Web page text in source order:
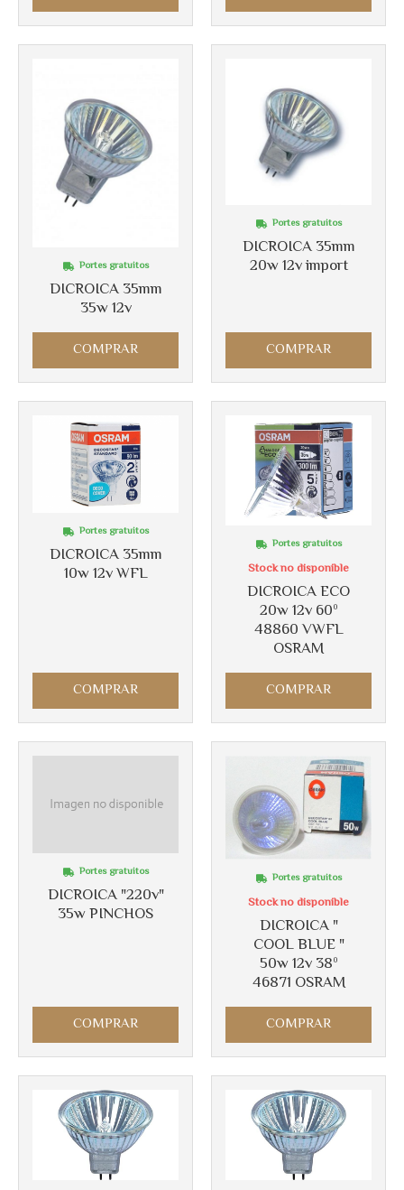
DICROICA 35mm
35w 12v
Portes gratuitos
COMPRAR
DICROICA 35mm
20w 12v import
Portes gratuitos
COMPRAR
DICROICA 35mm
10w 12v WFL
Portes gratuitos
COMPRAR
DICROICA ECO
20w 12v 60º
48860 VWFL
OSRAM
Portes gratuitos
Stock no disponible
COMPRAR
DICROICA "220v"
35w PINCHOS
Portes gratuitos
COMPRAR
DICROICA "
COOL BLUE "
50w 12v 38º
46871 OSRAM
Portes gratuitos
Stock no disponible
COMPRAR
Más info